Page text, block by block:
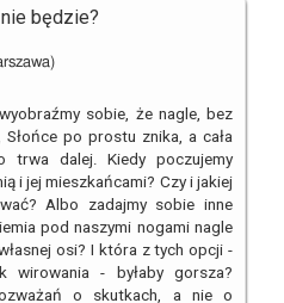
będzie?
sobie, że nagle, bez
po prostu znika, a cała
trwa dalej. Kiedy poczujemy
i jej mieszkańcami? Czy i jakiej
Albo zadajmy sobie inne
pod naszymi nogami nagle
osi? I która z tych opcji -
wirowania - byłaby gorsza?
o skutkach, a nie o